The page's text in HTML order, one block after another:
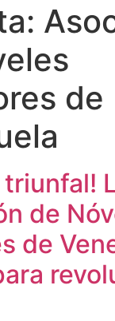
de
triunfal!
de
de